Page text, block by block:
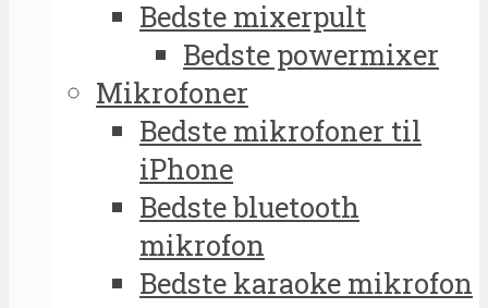
Bedste mixerpult
Bedste powermixer
Mikrofoner
Bedste mikrofoner til
iPhone
Bedste bluetooth
mikrofon
Bedste karaoke mikrofon